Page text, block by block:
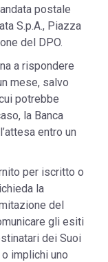
postale
S.p.A., Piazza
del DPO.
a rispondere
mese, salvo
potrebbe
la Banca
entro un
per iscritto o
la
del
gli esiti
dei Suoi
implichi uno